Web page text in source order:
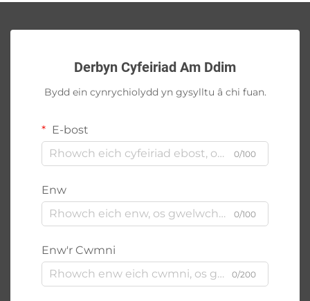
Derbyn Cyfeiriad Am Ddim
Bydd ein cynrychiolydd yn gysylltu â chi fuan.
E-bost
0/100
Enw
0/100
Enw'r Cwmni
0/200